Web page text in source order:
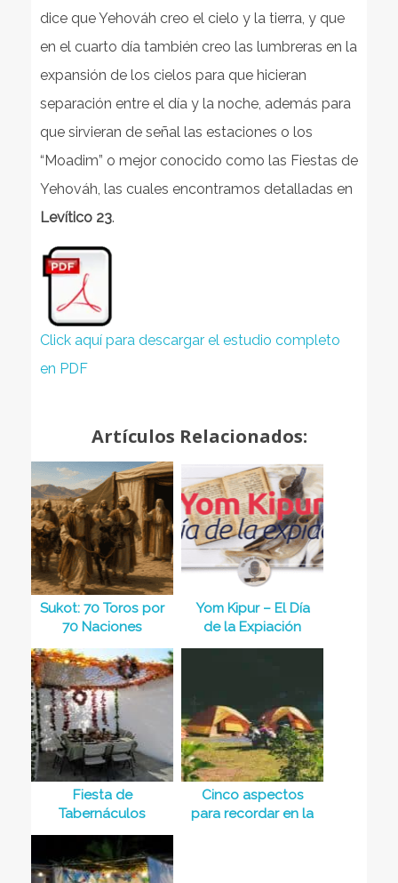
dice que Yehováh creo el cielo y la tierra, y que
en el cuarto día también creo las lumbreras en la
expansión de los cielos para que hicieran
separación entre el día y la noche, además para
que sirvieran de señal las estaciones o los
“Moadim” o mejor conocido como las Fiestas de
Yehováh, las cuales encontramos detalladas en
Levítico 23.
Click aquí para descargar el estudio completo
en PDF
Artículos Relacionados:
Sukot: 70 Toros por
70 Naciones
Yom Kipur – El Día
de la Expiación
Fiesta de
Tabernáculos
(Sukot)
Cinco aspectos
para recordar en la